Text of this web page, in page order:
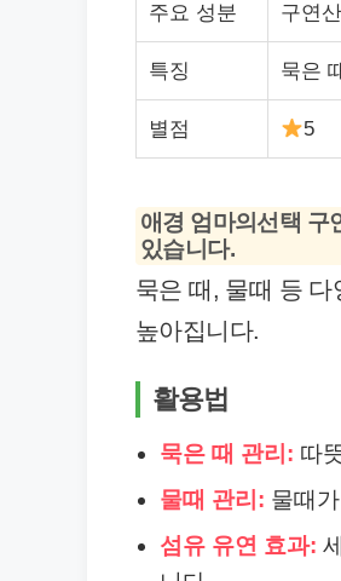
주요 성분 구연산
특징 묵은
별점 5
애경 엄마의선택 구
있습니다.
묵은 때, 물때 등
높아집니다.
활용법
묵은 때 관리: 따
물때 관리: 물때
섬유 유연 효과: